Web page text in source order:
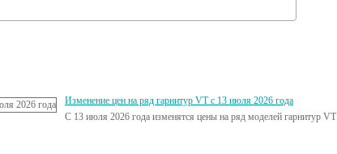
Изменение цен на ряд гарнитур VT с 13 июля 2026 года
C 13 июля 2026 года изменятся цены на ряд моделей гарнитур VT